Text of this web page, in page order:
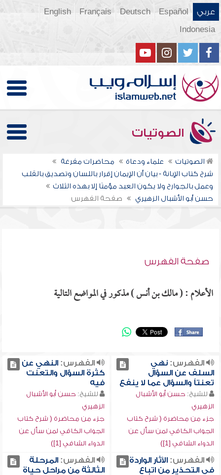
عربي Español
Deutsch
Français
English
Indonesia
الصوتيات
الصوتيات علماء ودعاة
محاضرات مفرغة
شرح كتاب الإبانة - بيان أن الإيمان إقرار باللسان وتصديق بالقلب
وعمل بالجوارح ولا يكون العبد مؤمنًا إلا بهذه الثلاث
حسن أبو الأشبال الزهيري
صفحة الفهرس
صفحة الفهرس
الأعلام : ( مالك بن أنس ) مذكور في المواضع التالية
الفهرس:نهي
السلف عن السؤال
تعنتاً والسؤال عما لا ينفع
للشيخ: حسن أبو الأشبال
الزهيري
جزء من محاضرة ( شرح كتاب
الجواب الكافي لمن سأل عن
الدواء الشافي [1])
الفهرس:النهي عن
كثرة السؤال والتعنت
فيه
للشيخ: حسن أبو الأشبال
الزهيري
جزء من محاضرة ( شرح كتاب
الجواب الكافي لمن سأل عن
الدواء الشافي [1])
الفهرس:الآثار الواردة
في التحذير من اتباع
الفهرس:المرحلة
الثالثة من مراحل حياة